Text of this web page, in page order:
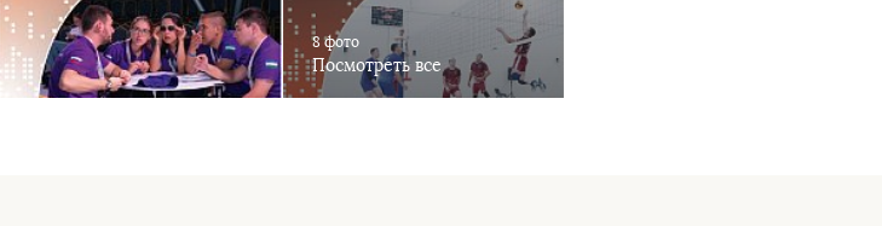
8 фото
Посмотреть все